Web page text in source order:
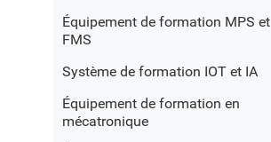
Équipement de formation MPS et
FMS
Système de formation IOT et IA
Équipement de formation en
mécatronique